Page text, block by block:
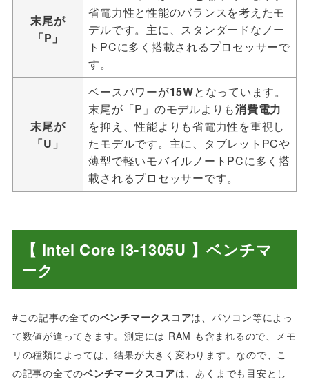
末尾が
「P」
省電力性と性能のバランスを考えたモ
デルです。主に、スタンダードなノー
トPCに多く搭載されるプロセッサーで
す。
末尾が
「U」
ベースパワーが15Wとなっています。
末尾が「P」のモデルよりも消費電力
を抑え、性能よりも省電力性を重視し
たモデルです。主に、タブレットPCや
薄型で軽いモバイルノートPCに多く搭
載されるプロセッサーです。
【 Intel Core i3-1305U 】ベンチマ
ーク
#この記事の全てのベンチマークスコアは、パソコン等によっ
て数値が違ってきます。測定には RAM も含まれるので、メモ
リの種類によっては、結果が大きく変わります。なので、こ
の記事の全てのベンチマークスコアは、あくまでも目安とし